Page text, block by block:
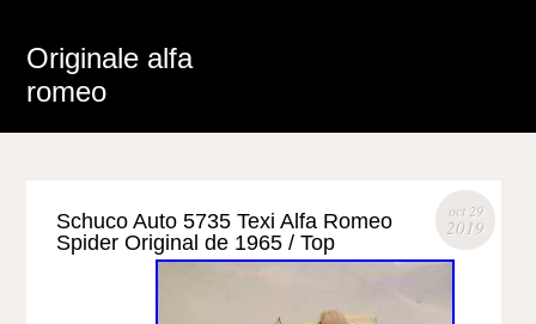
Originale alfa
romeo
oct 29
2019
Schuco Auto 5735 Texi Alfa Romeo
Spider Original de 1965 / Top